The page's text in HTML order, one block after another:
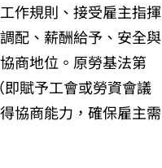
作規則、接受雇主指揮
配、薪酬給予、安全與
商地位。原勞基法第
賦予工會或勞資會議
協商能力，確保雇主需